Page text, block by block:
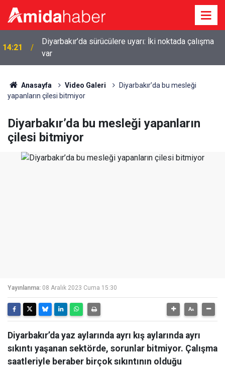
14:21
Diyarbakır’da sürücülere uyarı: İki noktada çalışma
var
Anasayfa Video Galeri
Diyarbakır’da bu mesleği
yapanların çilesi bitmiyor
Diyarbakır’da bu mesleği yapanların
çilesi bitmiyor
Yayınlanma: 08 Aralık 2023 Cuma 15:30
Diyarbakır’da yaz aylarında ayrı kış aylarında ayrı
sıkıntı yaşanan sektörde, sorunlar bitmiyor. Çalışma
saatleriyle beraber birçok sıkıntının olduğu